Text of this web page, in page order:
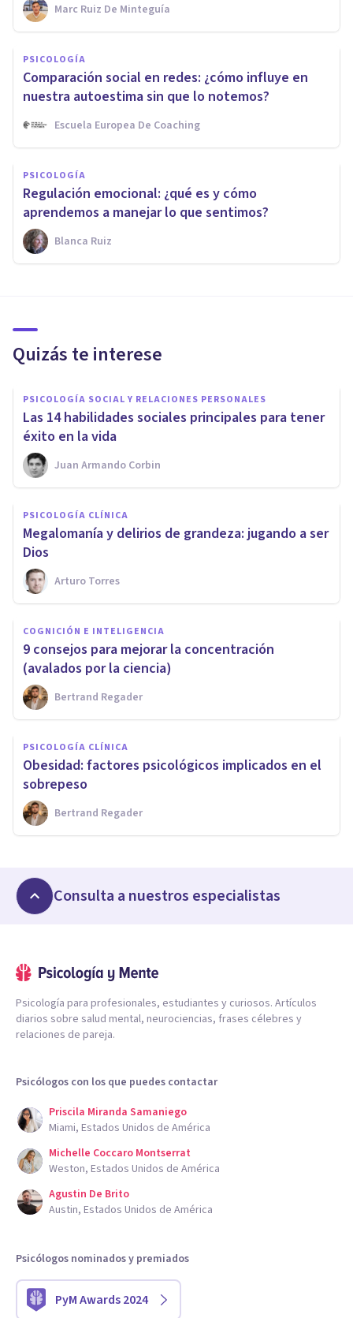
Marc Ruiz De Minteguía
PSICOLOGÍA
Comparación social en redes: ¿cómo influye en
nuestra autoestima sin que lo notemos?
Escuela Europea De Coaching
PSICOLOGÍA
Regulación emocional: ¿qué es y cómo
aprendemos a manejar lo que sentimos?
Blanca Ruiz
Quizás te interese
PSICOLOGÍA SOCIAL Y RELACIONES PERSONALES
Las 14 habilidades sociales principales para tener
éxito en la vida
Juan Armando Corbin
PSICOLOGÍA CLÍNICA
​Megalomanía y delirios de grandeza: jugando a ser
Dios
Arturo Torres
COGNICIÓN E INTELIGENCIA
9 consejos para mejorar la concentración
(avalados por la ciencia)
Bertrand Regader
PSICOLOGÍA CLÍNICA
Obesidad: factores psicológicos implicados en el
sobrepeso
Bertrand Regader
Consulta a nuestros especialistas
Psicología para profesionales, estudiantes y curiosos. Artículos
diarios sobre salud mental, neurociencias, frases célebres y
relaciones de pareja.
Psicólogos con los que puedes contactar
Priscila Miranda Samaniego
Miami, Estados Unidos de América
Michelle Coccaro Montserrat
Weston, Estados Unidos de América
Agustin De Brito
Austin, Estados Unidos de América
Psicólogos nominados y premiados
PyM Awards 2024